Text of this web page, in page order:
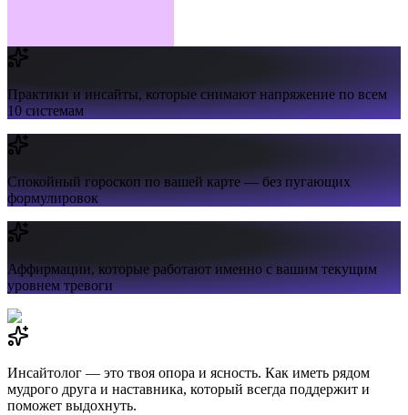
Практики и инсайты,которые снимают напряжение по всем
10 системам
Спокойный гороскоппо вашей карте — без пугающих
формулировок
Аффирмации,которые работают именно с вашим текущим
уровнем тревоги
Инсайтолог — это твоя опора и ясность. Как иметь рядом
мудрого друга и наставника, который всегда поддержит и
поможет выдохнуть.